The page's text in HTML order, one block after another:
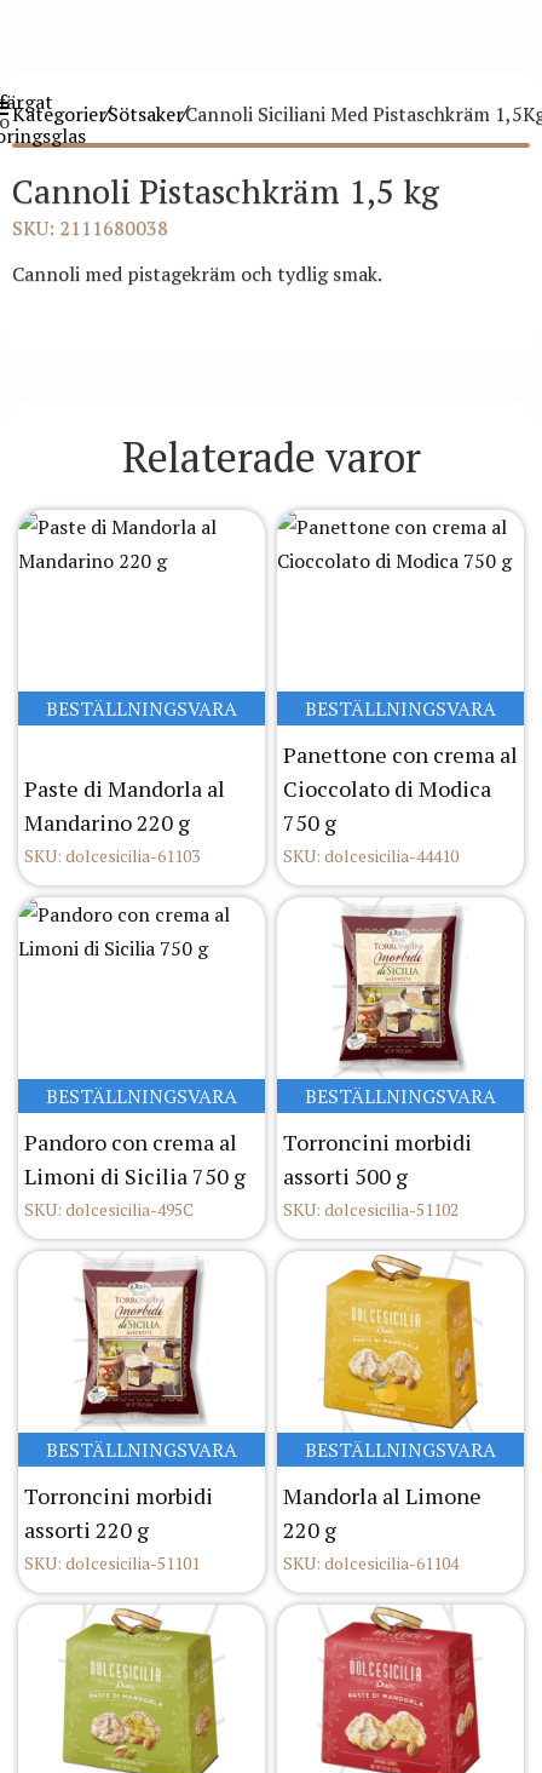
KategorierSötsakerCannoli Siciliani Med Pistaschkräm
Cannoli Pistaschkräm 1,5 kg
SKU: 2111680038
Cannoli med pistagekräm och tydlig smak.
Relaterade varor
BESTÄLLNINGSVARA
Paste di Mandorla al
Mandarino 220 g
SKU: dolcesicilia-61103
BESTÄLLNINGSVARA
Panettone con crema al
Cioccolato di Modica
750 g
SKU: dolcesicilia-44410
BESTÄLLNINGSVARA
Pandoro con crema al
Limoni di Sicilia 750 g
SKU: dolcesicilia-495C
BESTÄLLNINGSVARA
Torroncini morbidi
assorti 500 g
SKU: dolcesicilia-51102
BESTÄLLNINGSVARA
Torroncini morbidi
assorti 220 g
SKU: dolcesicilia-51101
BESTÄLLNINGSVARA
Mandorla al Limone
220 g
SKU: dolcesicilia-61104